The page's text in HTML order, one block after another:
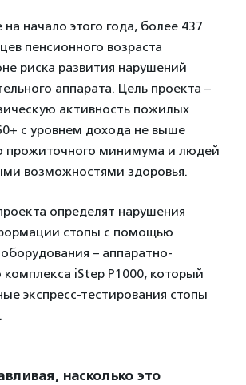
на начало этого года, более 437
пенсионного возраста
риска развития нарушений
аппарата. Цель проекта –
активность пожилых
с уровнем дохода не выше
прожиточного минимума и людей
возможностями здоровья.
определят нарушения
стопы с помощью
– аппаратно-
iStep P1000, который
экспресс-тестирования стопы
насколько это